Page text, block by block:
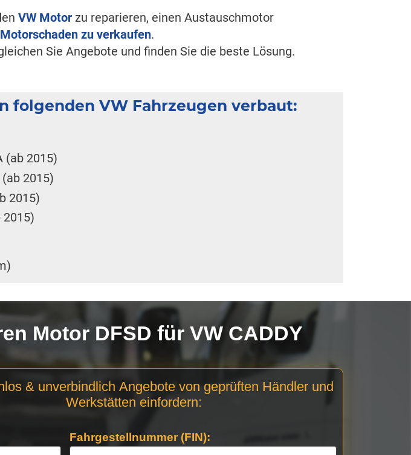
VW Motor zu reparieren, einen Austauschmotor
zu verkaufen.
Sie Angebote und finden Sie die beste Lösung.
folgenden VW Fahrzeugen verbaut:
(ab 2015)
(ab 2015)
2015)
2015)
Motor DFSD für VW CADDY
& unverbindlich Angebote von geprüften Händler und
Werkstätten einfordern:
Fahrgestellnummer (FIN):